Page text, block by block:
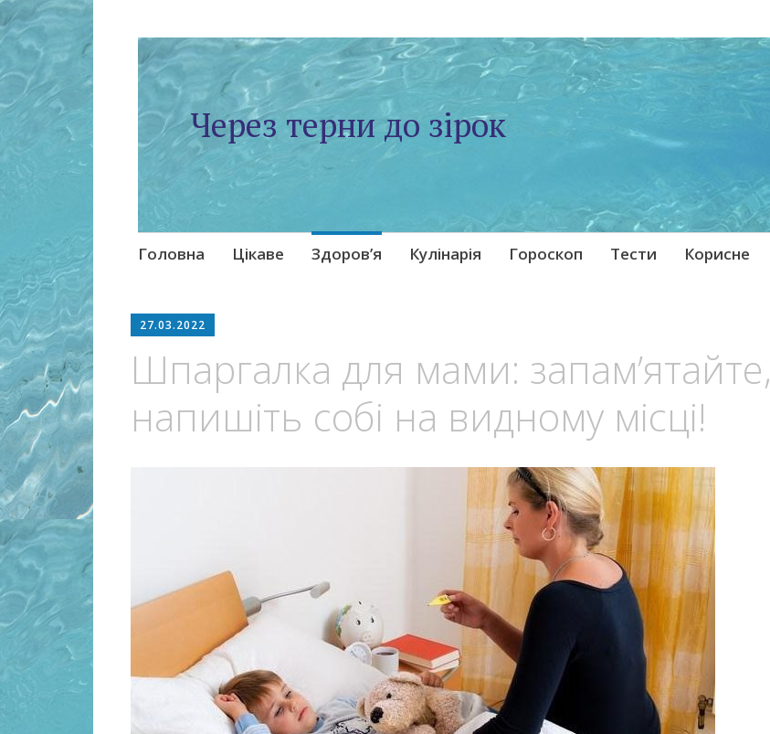
Через терни до зірок
Skip
Головна Цікаве Здоров’я Кулінарія Гороскоп Тести Корисне
27.03.2022
Шпаргалка для мами: запам’ятайте,
напишіть собі на видному місці!